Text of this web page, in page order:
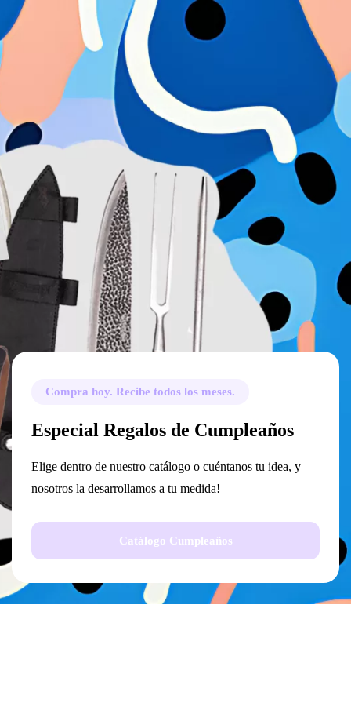
Compra hoy. Recibe todos los meses.
Especial Regalos de Cumpleaños
Elige dentro de nuestro catálogo o cuéntanos tu idea, y
nosotros la desarrollamos a tu medida!
Catálogo Cumpleaños